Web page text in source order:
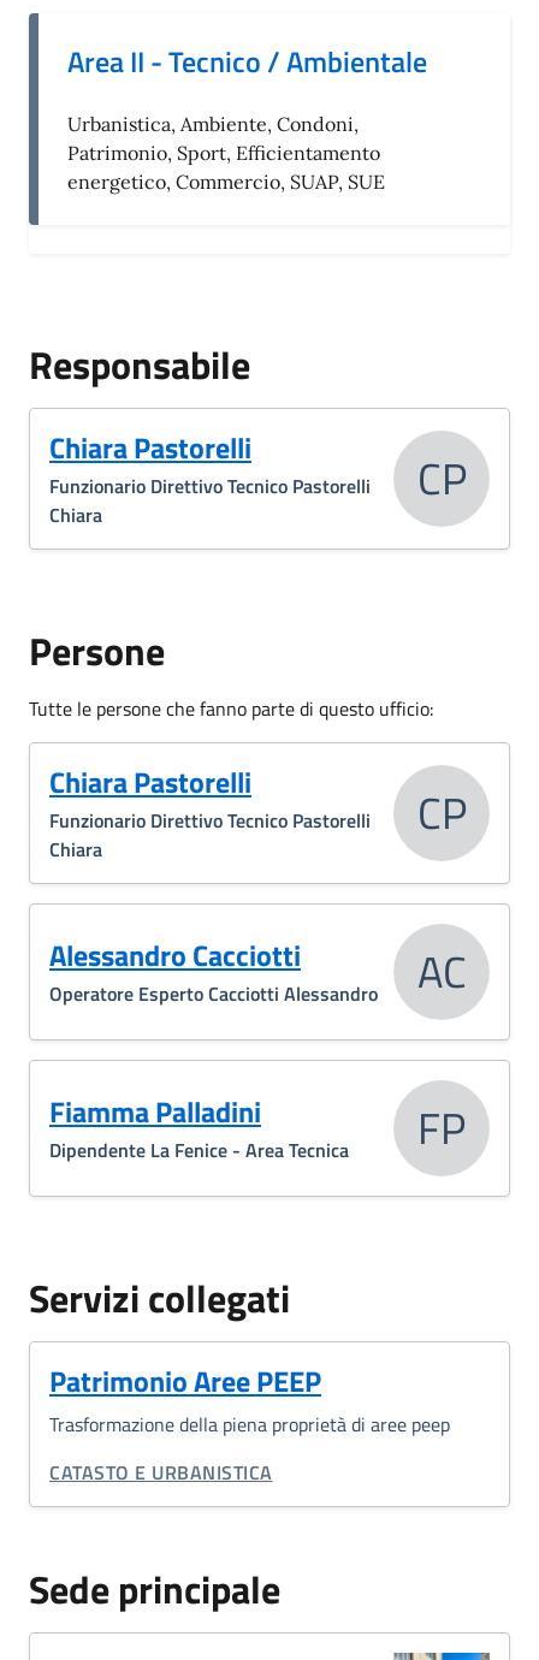
Area II - Tecnico / Ambientale
Urbanistica, Ambiente, Condoni,
Patrimonio, Sport, Efficientamento
energetico, Commercio, SUAP, SUE
Responsabile
Chiara Pastorelli
Funzionario Direttivo Tecnico Pastorelli
Chiara
CP
Persone
Tutte le persone che fanno parte di questo ufficio:
Chiara Pastorelli
Funzionario Direttivo Tecnico Pastorelli
Chiara
CP
Alessandro Cacciotti
Operatore Esperto Cacciotti Alessandro AC
Fiamma Palladini
Dipendente La Fenice - Area Tecnica FP
Servizi collegati
Patrimonio Aree PEEP
Trasformazione della piena proprietà di aree peep
CATEGORIA CORRELATA:
CATASTO E URBANISTICA
Sede principale